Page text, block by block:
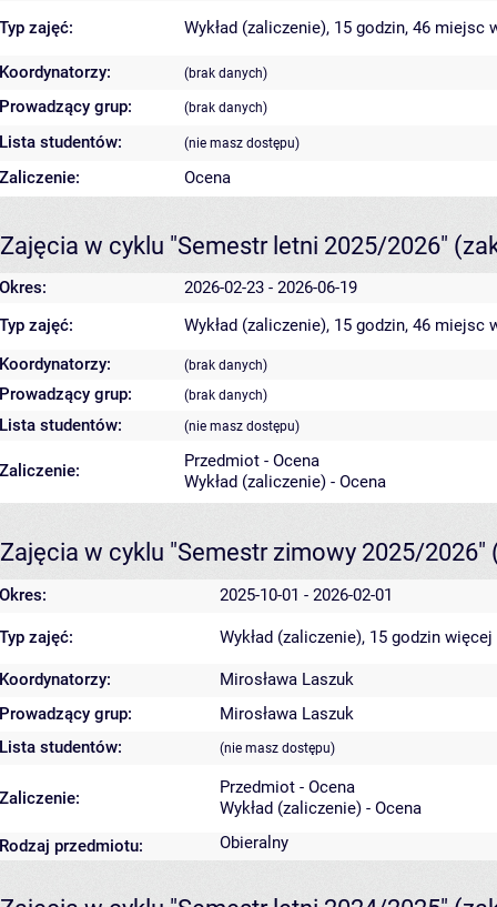
Typ zajęć: Wykład (zaliczenie), 15 godzin, 46 miejsc
Koordynatorzy: (brak danych)
Prowadzący grup: (brak danych)
Lista studentów: (nie masz dostępu)
Zaliczenie: Ocena
Zajęcia w cyklu "Semestr letni 2025/2026"
Okres:
2026-02-23 - 2026-06-19
Typ zajęć:
Wykład (zaliczenie), 15 godzin, 46 miejsc
Koordynatorzy:
(brak danych)
Prowadzący grup: (brak danych)
Lista studentów: (nie masz dostępu)
Zaliczenie:
Przedmiot - Ocena
Wykład (zaliczenie) - Ocena
Zajęcia w cyklu "Semestr zimowy 2025/2026"
Okres: 2025-10-01 - 2026-02-01
Typ zajęć: Wykład (zaliczenie), 15 godzin
Koordynatorzy:
Mirosława Laszuk
Prowadzący grup:
Mirosława Laszuk
Lista studentów:
(nie masz dostępu)
Zaliczenie:
Przedmiot - Ocena
Wykład (zaliczenie) - Ocena
Rodzaj przedmiotu:
Obieralny